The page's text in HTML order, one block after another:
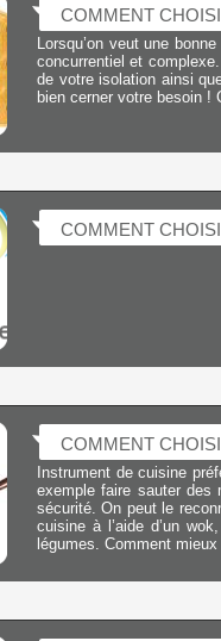
COMMENT
Lorsqu’on veut une
concurrentiel et
de votre isolation ainsi
bien cerner votre besoin
COMMENT
COMMENT
Instrument de cuisine
exemple faire sauter des
sécurité. On peut le
cuisine à l’aide d’un
légumes. Comment